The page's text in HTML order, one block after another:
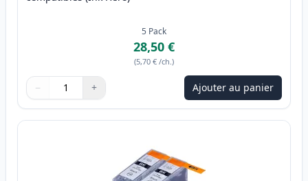
5 Pack
28,50 €
(5,70 € /ch.)
Quantité
Utilisez les boutons pour ajuster
− +
Quantité Ajouter au panier